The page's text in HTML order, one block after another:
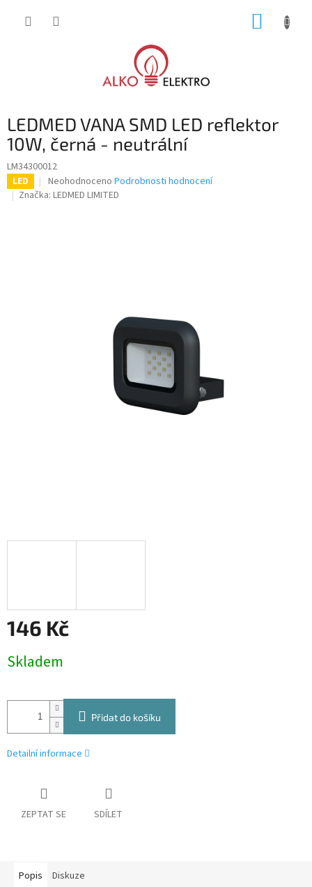
LEDMED VANA SMD LED reflektor
10W, černá - neutrální
LM34300012
LED
Průměrné
hodnocení
Neohodnoceno Podrobnosti hodnocení
Značka: LEDMED LIMITED
146 Kč
cena:
Skladem
Přidat do košíku
Detailní informace
ZEPTAT SE SDÍLET
Popis Diskuze